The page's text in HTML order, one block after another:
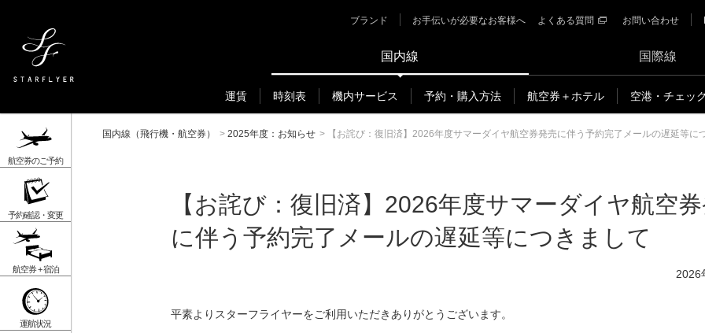
国内線 国際線
運賃 時刻表 機内サービス 予約・購入方法 航空券＋ホテル 空港・チェッ
ブランド お手伝いが必要なお客様へ よくある質問 お問い合わせ
国内線（飛行機・航空券） > 2025年度：お知らせ > 【お詫び：復旧済】2026年度サマーダイヤ航空券発売に伴う予約完了メールの遅延等に
【お詫び：復旧済】2026年度サマーダイヤ航空
に伴う予約完了メールの遅延等につきまして
2026
平素よりスターフライヤーをご利用いただきありがとうございます。
航空券のご予約
予約確認・変更
航空券 + 宿泊
運航状況